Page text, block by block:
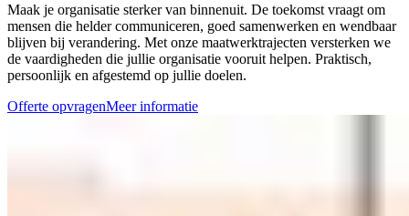
Maak je organisatie sterker van binnenuit. De toekomst vraagt om
mensen die helder communiceren, goed samenwerken en wendbaar
blijven bij verandering. Met onze maatwerktrajecten versterken we
de vaardigheden die jullie organisatie vooruit helpen. Praktisch,
persoonlijk en afgestemd op jullie doelen.
Offerte opvragenMeer informatie